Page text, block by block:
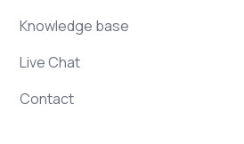
Knowledge base
Live Chat
Contact